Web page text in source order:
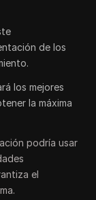
de los
los mejores
la máxima
podría usar
el